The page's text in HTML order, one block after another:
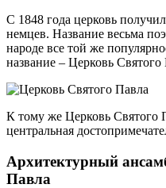
С 1848 года церковь
немцев. Название весьма
народе все той же
название – Церковь Святого
К тому же Церковь Святого
центральная
Архитектурный
Павла